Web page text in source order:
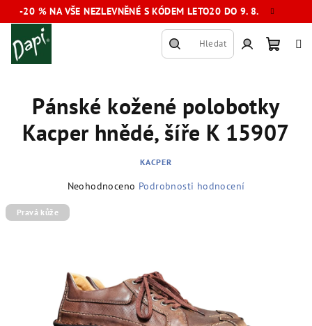
Přejít
na
-20 % NA VŠE NEZLEVNĚNÉ S KÓDEM LETO20 DO 9. 8.
Hledat
košík
Pánské kožené polobotky
Kacper hnědé, šíře K 15907
KACPER
produktu
Neohodnoceno Podrobnosti hodnocení
Pravá kůže